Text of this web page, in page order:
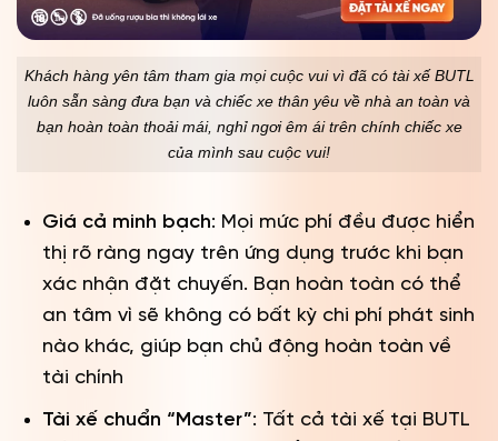
Khách hàng yên tâm tham gia mọi cuộc vui vì đã có tài xế BUTL
luôn sẵn sàng đưa bạn và chiếc xe thân yêu về nhà an toàn và
bạn hoàn toàn thoải mái, nghỉ ngơi êm ái trên chính chiếc xe
của mình sau cuộc vui!
Giá cả minh bạch: Mọi mức phí đều được hiển
thị rõ ràng ngay trên ứng dụng trước khi bạn
xác nhận đặt chuyến. Bạn hoàn toàn có thể
an tâm vì sẽ không có bất kỳ chi phí phát sinh
nào khác, giúp bạn chủ động hoàn toàn về
tài chính
Tài xế chuẩn “Master”: Tất cả tài xế tại BUTL